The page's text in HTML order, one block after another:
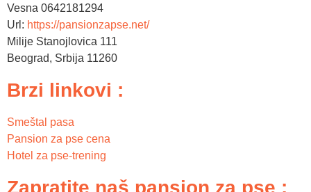
Vesna 0642181294
Url: https://pansionzapse.net/
Milije Stanojlovica 111
Beograd, Srbija 11260
Brzi linkovi :
Smeštal pasa
Pansion za pse cena
Hotel za pse-trening
Zapratite naš pansion za pse :